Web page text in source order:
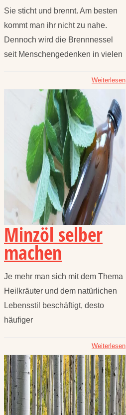
Sie sticht und brennt. Am besten
kommt man ihr nicht zu nahe.
Dennoch wird die Brennnessel
seit Menschengedenken in vielen
Weiterlesen
Minzöl selber
machen
Je mehr man sich mit dem Thema
Heilkräuter und dem natürlichen
Lebensstil beschäftigt, desto
häufiger
Weiterlesen